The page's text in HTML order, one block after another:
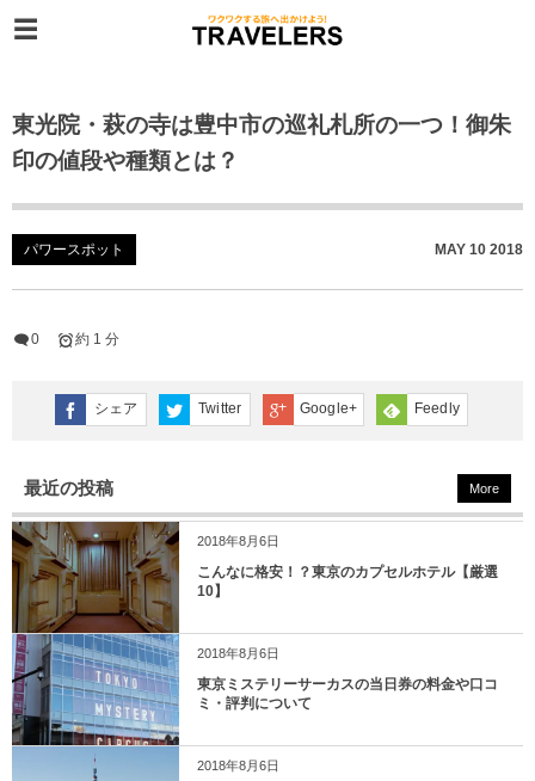
東光院・萩の寺は豊中市の巡礼札所の一つ！御朱
印の値段や種類とは？
パワースポット MAY 10 2018
0 約 1 分
シェア Twitter Google+ Feedly
最近の投稿
2018年8月6日
こんなに格安！？東京のカプセルホテル【厳選
10】
2018年8月6日
東京ミステリーサーカスの当日券の料金や口コ
ミ・評判について
2018年8月6日
More